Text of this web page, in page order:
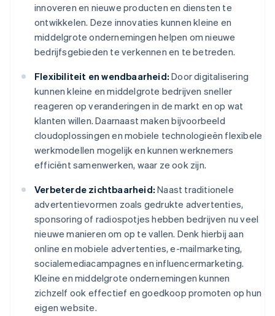
innoveren en nieuwe producten en diensten te
ontwikkelen. Deze innovaties kunnen kleine en
middelgrote ondernemingen helpen om nieuwe
bedrijfsgebieden te verkennen en te betreden.
Flexibiliteit en wendbaarheid: Door digitalisering
kunnen kleine en middelgrote bedrijven sneller
reageren op veranderingen in de markt en op wat
klanten willen. Daarnaast maken bijvoorbeeld
cloudoplossingen en mobiele technologieën flexibele
werkmodellen mogelijk en kunnen werknemers
efficiënt samenwerken, waar ze ook zijn.
Verbeterde zichtbaarheid: Naast traditionele
advertentievormen zoals gedrukte advertenties,
sponsoring of radiospotjes hebben bedrijven nu veel
nieuwe manieren om op te vallen. Denk hierbij aan
online en mobiele advertenties, e-mailmarketing,
socialemediacampagnes en influencermarketing.
Kleine en middelgrote ondernemingen kunnen
zichzelf ook effectief en goedkoop promoten op hun
eigen website.